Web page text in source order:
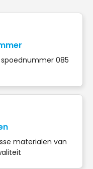
085
materialen van